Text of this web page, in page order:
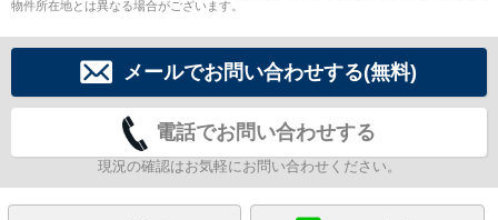
物件所在地とは異なる場合がございます。
メールでお問い合わせする(無料)
電話でお問い合わせする
現況の確認はお気軽にお問い合わせください。